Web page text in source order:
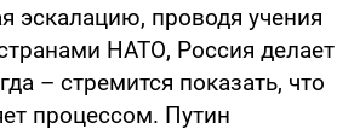
эскалацию, проводя учения
НАТО, Россия делает
– стремится показать, что
процессом. Путин